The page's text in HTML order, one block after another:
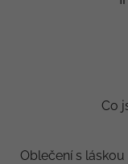
Co
Oblečení s